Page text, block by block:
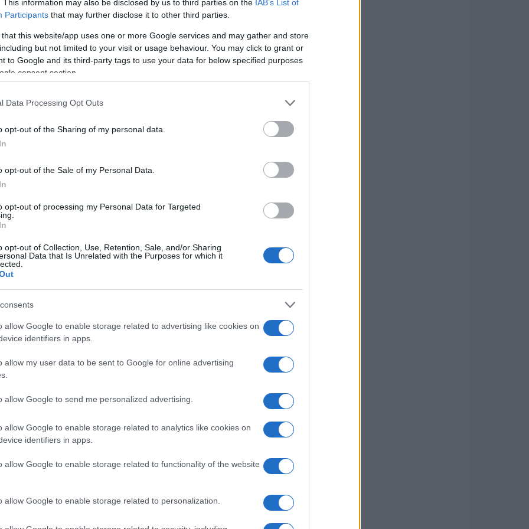
This information may also be disclosed by us to third parties on the IAB’s List of
Participants that may further disclose it to other third parties.
that this website/app uses one or more Google services and may gather and store
but not limited to your visit or usage behaviour. You may click to grant or
to Google and its third-party tags to use your data for below specified purposes
consent section.
Data Processing Opt Outs
opt-out of the Sharing of my personal data.
opt-out of the Sale of my Personal Data.
opt-out of processing my Personal Data for Targeted
opt-out of Collection, Use, Retention, Sale, and/or Sharing
Data that Is Unrelated with the Purposes for which it
allow Google to enable storage related to advertising like cookies on
identifiers in apps.
allow my user data to be sent to Google for online advertising
allow Google to send me personalized advertising.
allow Google to enable storage related to analytics like cookies on
identifiers in apps.
allow Google to enable storage related to functionality of the website
allow Google to enable storage related to personalization.
costellato di sfide e colpi di scena?
fare a meno di riconoscere l’enorme
dei supereroi, aprendo la strada a molti titoli
e propria rivoluzione nel panorama
come BatmaneBlade, il pubblico aspettava
dei supereroi. La Marvel, dopo un
in 20th Century Fox per realizzare questo
di mano in mano per anni, con nomi illustri
contribuirono a dare forma a una storia che
cinema. Ma cosa rese
portare sullo schermo personaggi complessi
Patrick Stewart come Professor X e
perfettamente il conflitto tra bene e